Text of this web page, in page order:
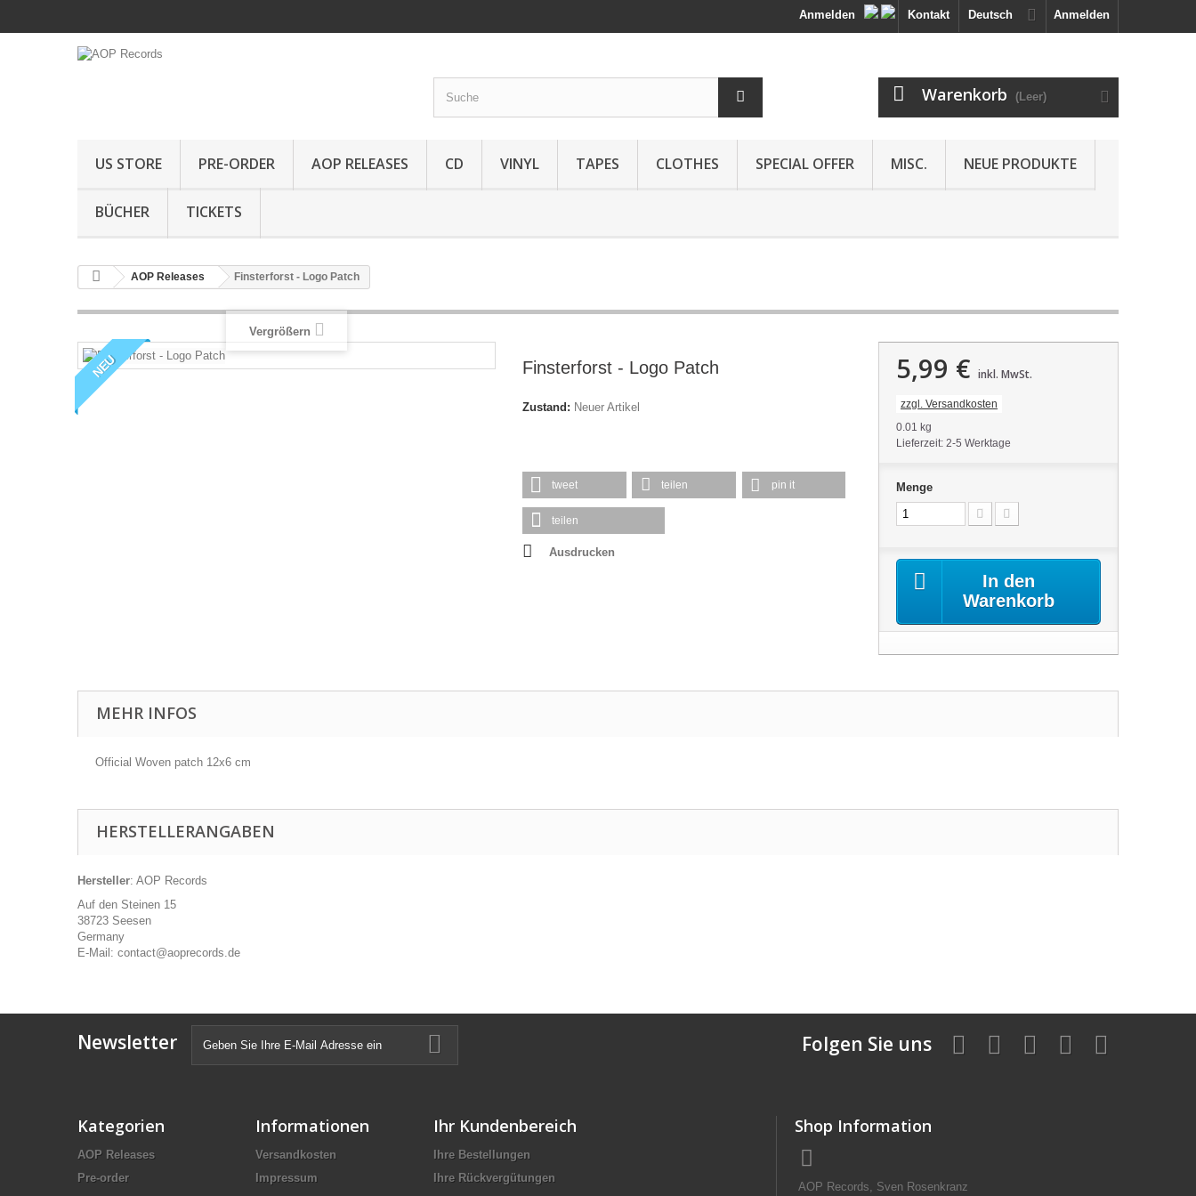
Anmelden
Deutsch
Kontakt
Anmelden
Warenkorb (Leer)
US STORE PRE-ORDER AOP RELEASES CD VINYL TAPES CLOTHES SPECIAL OFFER MISC. NEUE PRODUKTE
BÜCHER TICKETS
AOP Releases Finsterforst - Logo Patch
NEU
Vergrößern
Finsterforst - Logo Patch
Zustand: Neuer Artikel
tweet teilen pin it
teilen
Ausdrucken
5,99 € inkl. MwSt.
zzgl. Versandkosten
0.01 kg
Lieferzeit: 2-5 Werktage
Menge
In den
Warenkorb
MEHR INFOS
Official Woven patch 12x6 cm
HERSTELLERANGABEN
Hersteller: AOP Records
Auf den Steinen 15
38723 Seesen
Germany
E-Mail: contact@aoprecords.de
Newsletter Folgen Sie uns
Kategorien
AOP Releases
Pre-order
Informationen
Versandkosten
Impressum
Ihr Kundenbereich
Ihre Bestellungen
Ihre Rückvergütungen
Shop Information
AOP Records, Sven Rosenkranz